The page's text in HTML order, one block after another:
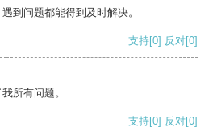
到问题都能得到及时解决。
支持[0] 反对[0]
所有问题。
支持[0] 反对[0]